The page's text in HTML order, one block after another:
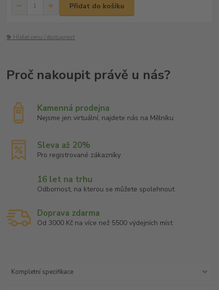
Přidat do košíku
🐕 Hlídat cenu / dostupnost
Kamenná prodejna
Nejsme jen virtuální, najdete nás na Mělníku
Sleva až 20%
Pro registrované zákazníky
16 let na trhu
Odbornost, na kterou se můžete spolehnout
Doprava zdarma
Od 3000 Kč na více než 5500 výdejních míst
Kompletní specifikace